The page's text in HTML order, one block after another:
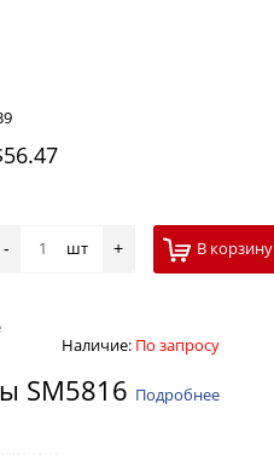
- шт + В корзину
Наличие: По запросу
SM5816 Подробнее